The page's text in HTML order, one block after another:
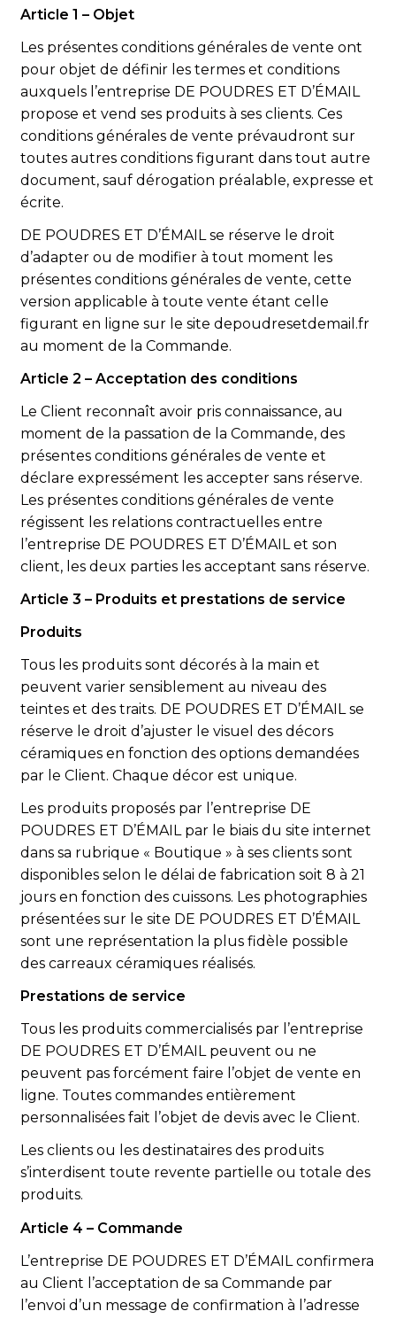
Article 1 – Objet
Les présentes conditions générales de vente ont
pour objet de définir les termes et conditions
auxquels l’entreprise DE POUDRES ET D’ÉMAIL
propose et vend ses produits à ses clients. Ces
conditions générales de vente prévaudront sur
toutes autres conditions figurant dans tout autre
document, sauf dérogation préalable, expresse et
écrite.
DE POUDRES ET D’ÉMAIL se réserve le droit
d’adapter ou de modifier à tout moment les
présentes conditions générales de vente, cette
version applicable à toute vente étant celle
figurant en ligne sur le site depoudresetdemail.fr
au moment de la Commande.
Article 2 – Acceptation des conditions
Le Client reconnaît avoir pris connaissance, au
moment de la passation de la Commande, des
présentes conditions générales de vente et
déclare expressément les accepter sans réserve.
Les présentes conditions générales de vente
régissent les relations contractuelles entre
l’entreprise DE POUDRES ET D’ÉMAIL et son
client, les deux parties les acceptant sans réserve.
Article 3 – Produits et prestations de service
Produits
Tous les produits sont décorés à la main et
peuvent varier sensiblement au niveau des
teintes et des traits. DE POUDRES ET D’ÉMAIL se
réserve le droit d’ajuster le visuel des décors
céramiques en fonction des options demandées
par le Client. Chaque décor est unique.
Les produits proposés par l’entreprise DE
POUDRES ET D’ÉMAIL par le biais du site internet
dans sa rubrique « Boutique » à ses clients sont
disponibles selon le délai de fabrication soit 8 à 21
jours en fonction des cuissons. Les photographies
présentées sur le site DE POUDRES ET D’ÉMAIL
sont une représentation la plus fidèle possible
des carreaux céramiques réalisés.
Prestations de service
Tous les produits commercialisés par l’entreprise
DE POUDRES ET D’ÉMAIL peuvent ou ne
peuvent pas forcément faire l’objet de vente en
ligne. Toutes commandes entièrement
personnalisées fait l’objet de devis avec le Client.
Les clients ou les destinataires des produits
s’interdisent toute revente partielle ou totale des
produits.
Article 4 – Commande
L’entreprise DE POUDRES ET D’ÉMAIL confirmera
au Client l’acceptation de sa Commande par
l’envoi d’un message de confirmation à l’adresse